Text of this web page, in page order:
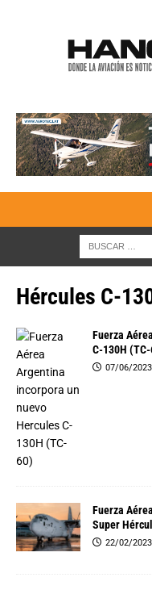
Hércules C-
Fuerza
C-130H
07/06/2023
Fuerza
Super
22/02/2023